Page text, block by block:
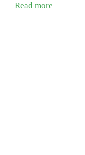
Read more